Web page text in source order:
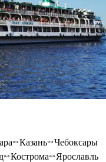
Казань
Чебоксары
Кострома
Ярославль